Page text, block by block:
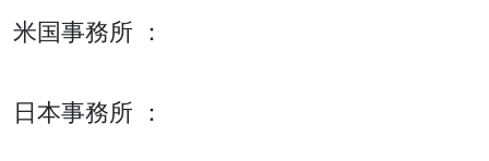
米国事務所 ：
日本事務所 ：